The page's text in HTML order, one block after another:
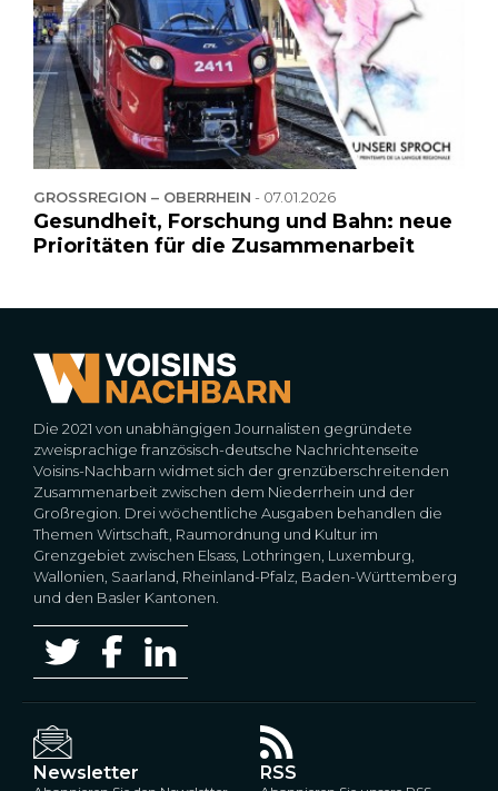
GROSSREGION – OBERRHEIN - 07.01.2026
Gesundheit, Forschung und Bahn: neue
Prioritäten für die Zusammenarbeit
Die 2021 von unabhängigen Journalisten gegründete
zweisprachige französisch-deutsche Nachrichtenseite
Voisins-Nachbarn widmet sich der grenzüberschreitenden
Zusammenarbeit zwischen dem Niederrhein und der
Großregion. Drei wöchentliche Ausgaben behandlen die
Themen Wirtschaft, Raumordnung und Kultur im
Grenzgebiet zwischen Elsass, Lothringen, Luxemburg,
Wallonien, Saarland, Rheinland-Pfalz, Baden-Württemberg
und den Basler Kantonen.
Newsletter RSS